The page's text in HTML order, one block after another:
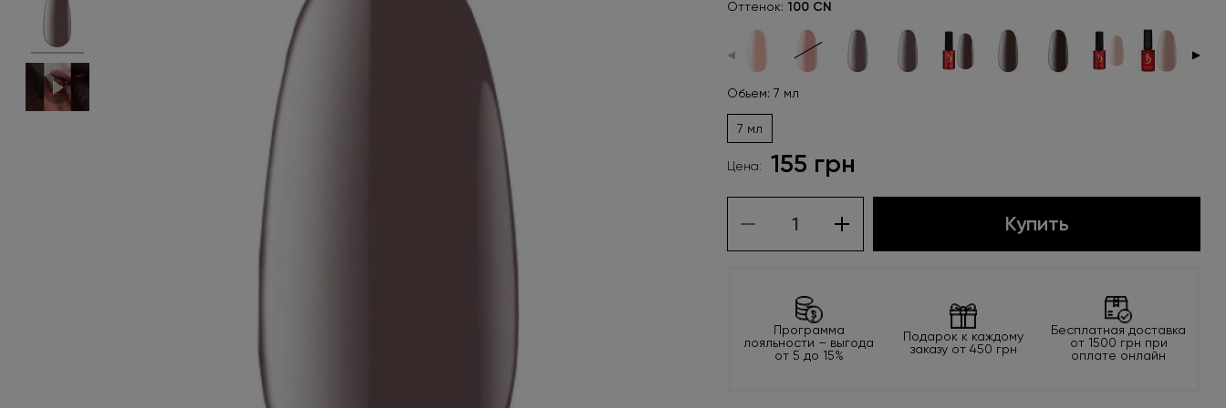
Оттенок: 100 CN
◀ ▶
Обьем: 7 мл
7 мл
Цена: 155 грн
Купить
Программа
лояльности – выгода
от 5 до 15%
Подарок к каждому
заказу от 450 грн
Бесплатная доставка
от 1500 грн при
оплате онлайн